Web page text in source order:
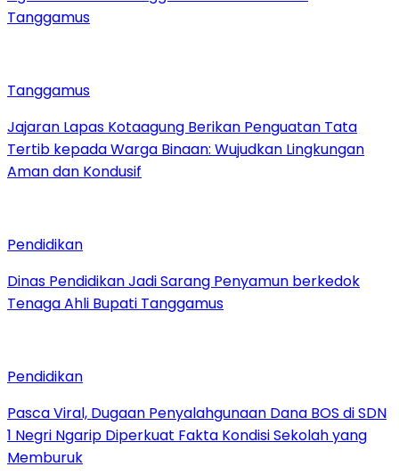
Tanggamus
Tanggamus
Jajaran Lapas Kotaagung Berikan Penguatan Tata
Tertib kepada Warga Binaan: Wujudkan Lingkungan
Aman dan Kondusif
Pendidikan
Dinas Pendidikan Jadi Sarang Penyamun berkedok
Tenaga Ahli Bupati Tanggamus
Pendidikan
Pasca Viral, Dugaan Penyalahgunaan Dana BOS di SDN
1 Negri Ngarip Diperkuat Fakta Kondisi Sekolah yang
Memburuk